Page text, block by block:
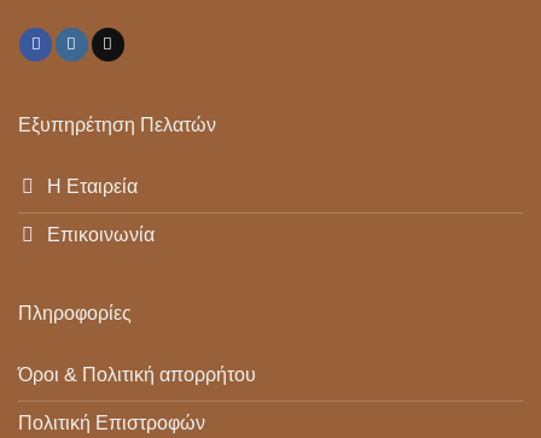
Εξυπηρέτηση Πελατών
Η Εταιρεία
Επικοινωνία
Πληροφορίες
Όροι & Πολιτική απορρήτου
Πολιτική Επιστροφών